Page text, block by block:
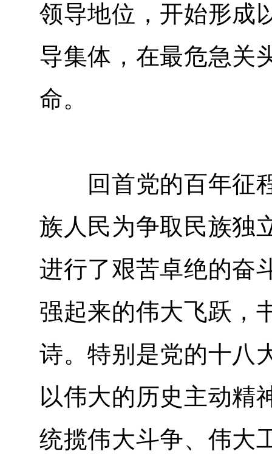
领导地位，开始形成
导集体，在最危急关
命。
回首党的百年征程
族人民为争取民族独
进行了艰苦卓绝的奋
强起来的伟大飞跃，
诗。特别是党的十八
以伟大的历史主动精
统揽伟大斗争、伟大